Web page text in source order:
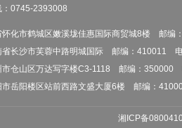
：0745-2393008
怀化市鹤城区嫩溪垅佳惠国际商贸城8楼 邮
省长沙市芙蓉中路明城国际 邮编：410011
市仓山区万达写字楼C3-1118 邮编：
市岳阳楼区站前西路文盛大厦6楼 邮编：
湘ICP备